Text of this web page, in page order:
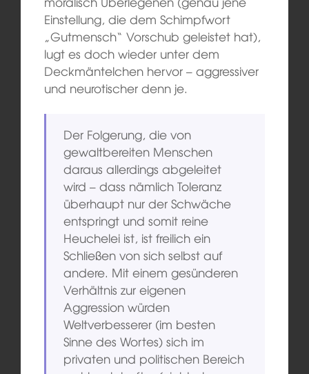
Einstellung, die dem Schimpfwort
„Gutmensch“ Vorschub geleistet hat),
lugt es doch wieder unter dem
Deckmäntelchen hervor – aggressiver
und neurotischer denn je.
Der Folgerung, die von
gewaltbereiten Menschen
daraus allerdings abgeleitet
wird – dass nämlich Toleranz
überhaupt nur der Schwäche
entspringt und somit reine
Heuchelei ist, ist freilich ein
Schließen von sich selbst auf
andere. Mit einem gesünderen
Verhältnis zur eigenen
Aggression würden
Weltverbesserer (im besten
Sinne des Wortes) sich im
privaten und politischen Bereich